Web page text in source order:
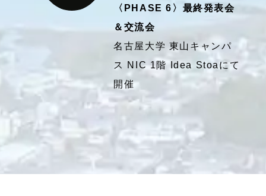
〈PHASE 6〉最終発表会
＆交流会
名古屋大学 東山キャンパ
ス NIC 1階 Idea Stoaにて
開催